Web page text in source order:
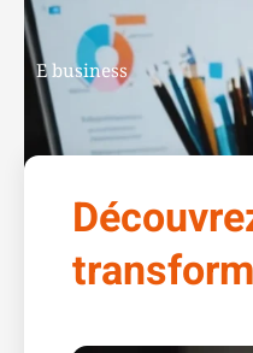
E business